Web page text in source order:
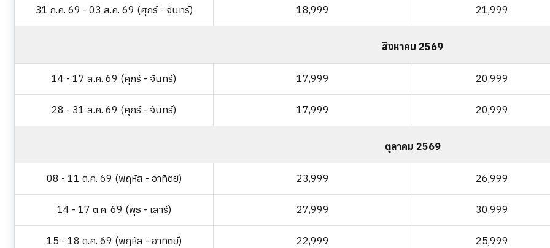
31 ก.ค. 69 - 03 ส.ค. 69 (ศุกร์ - จันทร์) 18,999 21,999
สิงหาคม 2569
14 - 17 ส.ค. 69 (ศุกร์ - จันทร์) 17,999 20,999
28 - 31 ส.ค. 69 (ศุกร์ - จันทร์) 17,999 20,999
ตุลาคม 2569
08 - 11 ต.ค. 69 (พฤหัส - อาทิตย์) 23,999 26,999
14 - 17 ต.ค. 69 (พุธ - เสาร์) 27,999 30,999
15 - 18 ต.ค. 69 (พฤหัส - อาทิตย์) 22,999 25,999